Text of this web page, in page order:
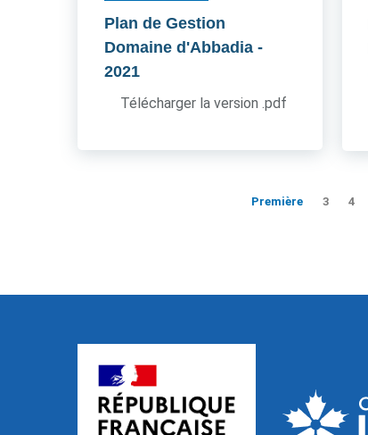
Plan de Gestion
Domaine d'Abbadia -
2021
Télécharger la version .pdf
Première 3 4